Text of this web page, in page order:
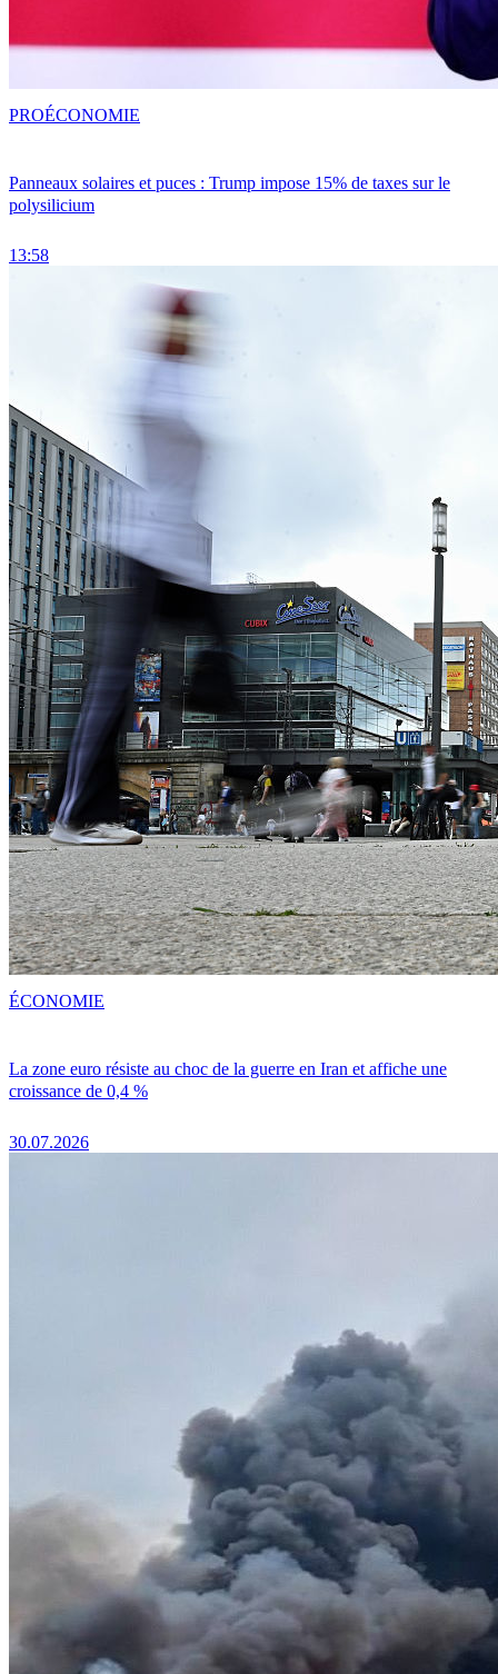
Panneaux solaires et puces : Trump impose 15% de taxes sur le
polysilicium
13:58
PROÉCONOMIE
La zone euro résiste au choc de la guerre en Iran et affiche une
croissance de 0,4 %
30.07.2026
ÉCONOMIE